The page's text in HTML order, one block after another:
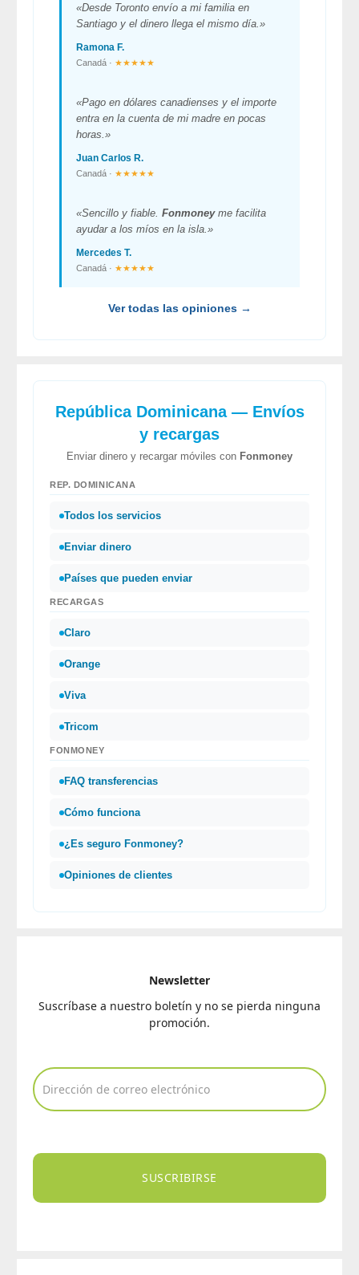
«Desde Toronto envío a mi familia en
Santiago y el dinero llega el mismo día.»
Ramona F.
Canadá · ★★★★★
«Pago en dólares canadienses y el importe
entra en la cuenta de mi madre en pocas
horas.»
Juan Carlos R.
Canadá · ★★★★★
«Sencillo y fiable. Fonmoneyme facilita
ayudar a los míos en la isla.»
Mercedes T.
Canadá · ★★★★★
Ver todas las opiniones →
República Dominicana — Envíos
y recargas
Enviar dinero y recargar móviles con Fonmoney
REP. DOMINICANA
Todos los servicios
Enviar dinero
Países que pueden enviar
RECARGAS
Claro
Orange
Viva
Tricom
FONMONEY
FAQ transferencias
Cómo funciona
¿Es seguro Fonmoney?
Opiniones de clientes
Newsletter
Suscríbase a nuestro boletín y no se pierda ninguna
promoción.
SUSCRIBIRSE